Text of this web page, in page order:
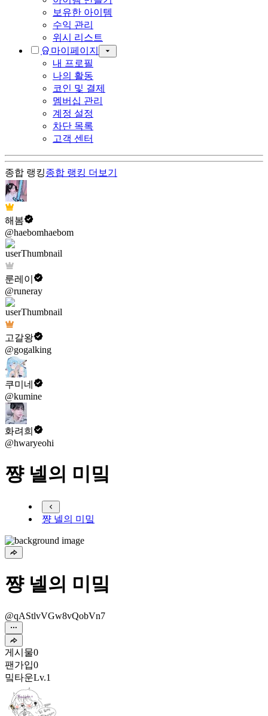
보유한 아이템
수익 관리
위시 리스트
마이페이지
내 프로필
나의 활동
코인 및 결제
멤버십 관리
계정 설정
차단 목록
고객 센터
종합 랭킹종합 랭킹 더보기
해봄
@haebomhaebom
룬레이
@runeray
고갈왕
@gogalking
쿠미네
@kumine
화려희
@hwaryeohi
쨩 넬의 미밐
쨩 넬의 미밐
쨩 넬의 미밐
@qAStlvVGw8vQobVn7
게시물0
팬가입0
밐타운Lv.1